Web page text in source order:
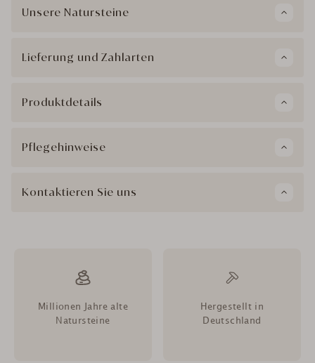
Unsere Natursteine
Lieferung und Zahlarten
Produktdetails
Pflegehinweise
Kontaktieren Sie uns
Millionen Jahre alte
Natursteine
Hergestellt in
Deutschland